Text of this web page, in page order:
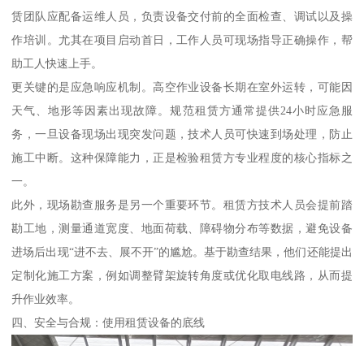
赁团队应配备运维人员，负责设备交付前的全面检查、调试以及操
作培训。尤其在项目启动首日，工作人员可现场指导正确操作，帮
助工人快速上手。
更关键的是应急响应机制。高空作业设备长期在室外运转，可能因
天气、地形等因素出现故障。规范租赁方通常提供24小时应急服
务，一旦设备现场出现突发问题，技术人员可快速到场处理，防止
施工中断。这种保障能力，正是检验租赁方专业程度的核心指标之
一。
此外，现场勘查服务是另一个重要环节。租赁方技术人员会提前踏
勘工地，测量通道宽度、地面荷载、障碍物分布等数据，避免设备
进场后出现“进不去、展不开”的尴尬。基于勘查结果，他们还能提出
定制化施工方案，例如调整臂架旋转角度或优化取电线路，从而提
升作业效率。
四、安全与合规：使用租赁设备的底线